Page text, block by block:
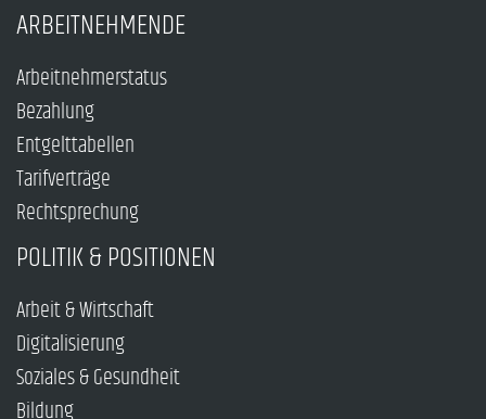
ARBEITNEHMENDE
Arbeitnehmerstatus
Bezahlung
Entgelttabellen
Tarifverträge
Rechtsprechung
POLITIK & POSITIONEN
Arbeit & Wirtschaft
Digitalisierung
Soziales & Gesundheit
Bildung